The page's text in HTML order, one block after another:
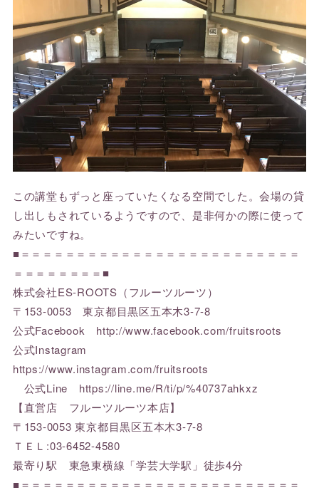
この講堂もずっと座っていたくなる空間でした。会場の貸
し出しもされているようですので、是非何かの際に使って
みたいですね。
■＝＝＝＝＝＝＝＝＝＝＝＝＝＝＝＝＝＝＝＝＝＝＝＝＝
＝＝＝＝＝＝＝＝■
株式会社ES-ROOTS（フルーツルーツ）
〒153-0053 東京都目黒区五本木3-7-8
公式Facebook http://www.facebook.com/fruitsroots
公式Instagram
https://www.instagram.com/fruitsroots
公式Line https://line.me/R/ti/p/%40737ahkxz
【直営店 フルーツルーツ本店】
〒153-0053 東京都目黒区五本木3-7-8
ＴＥＬ:03-6452-4580
最寄り駅 東急東横線「学芸大学駅」徒歩4分
■＝＝＝＝＝＝＝＝＝＝＝＝＝＝＝＝＝＝＝＝＝＝＝＝＝